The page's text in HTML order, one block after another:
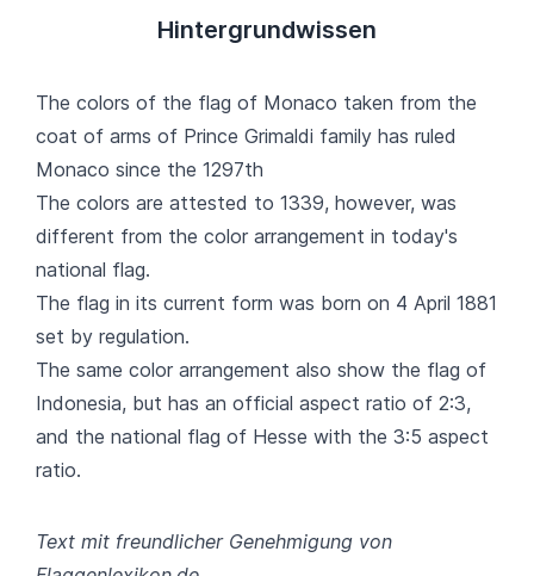
Hintergrundwissen
The colors of the flag of Monaco taken from the
coat of arms of Prince Grimaldi family has ruled
Monaco since the 1297th
The colors are attested to 1339, however, was
different from the color arrangement in today's
national flag.
The flag in its current form was born on 4 April 1881
set by regulation.
The same color arrangement also show the flag of
Indonesia, but has an official aspect ratio of 2:3,
and the national flag of Hesse with the 3:5 aspect
ratio.
Text mit freundlicher Genehmigung von